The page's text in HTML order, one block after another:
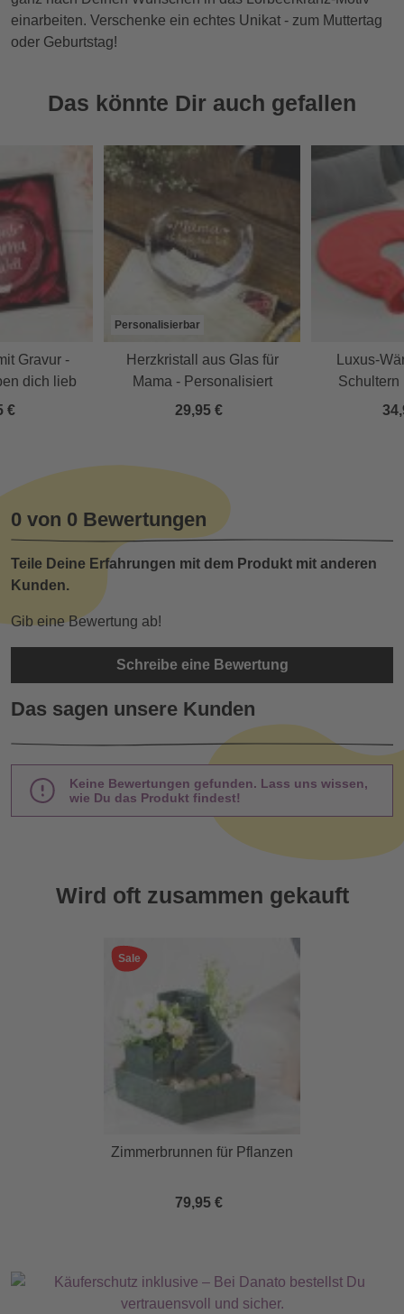
einarbeiten. Verschenke ein echtes Unikat - zum Muttertag
oder Geburtstag!
Das könnte Dir auch gefallen
Gravur -
dich lieb
€
Personalisierbar
Herzkristall aus Glas für
Mama - Personalisiert
29,95 €
Luxus-
Schultern
0 von 0 Bewertungen
Teile Deine Erfahrungen mit dem Produkt mit anderen
Kunden.
Gib eine Bewertung ab!
Schreibe eine Bewertung
Das sagen unsere Kunden
Keine Bewertungen gefunden. Lass uns wissen,
wie Du das Produkt findest!
Wird oft zusammen gekauft
Sale
Zimmerbrunnen für Pflanzen
79,95 €